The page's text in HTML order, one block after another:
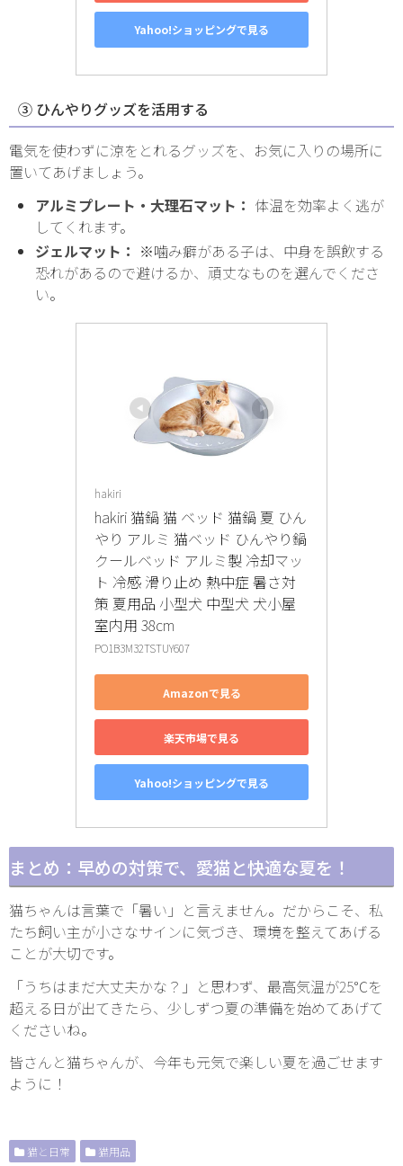
Yahoo!ショッピングで見る
③ ひんやりグッズを活用する
電気を使わずに涼をとれるグッズを、お気に入りの場所に
置いてあげましょう。
アルミプレート・大理石マット： 体温を効率よく逃が
してくれます。
ジェルマット： ※噛み癖がある子は、中身を誤飲する
恐れがあるので避けるか、頑丈なものを選んでくださ
い。
hakiri
hakiri 猫鍋 猫 ベッド 猫鍋 夏 ひん
やり アルミ 猫ベッド ひんやり鍋
クールベッド アルミ製 冷却マッ
ト 冷感 滑り止め 熱中症 暑さ対
策 夏用品 小型犬 中型犬 犬小屋
室内用 38cm
PO1B3M32TSTUY607
Amazonで見る
楽天市場で見る
Yahoo!ショッピングで見る
まとめ：早めの対策で、愛猫と快適な夏を！
猫ちゃんは言葉で「暑い」と言えません。だからこそ、私
たち飼い主が小さなサインに気づき、環境を整えてあげる
ことが大切です。
「うちはまだ大丈夫かな？」と思わず、最高気温が25℃を
超える日が出てきたら、少しずつ夏の準備を始めてあげて
くださいね。
皆さんと猫ちゃんが、今年も元気で楽しい夏を過ごせます
ように！
猫と日常 猫用品